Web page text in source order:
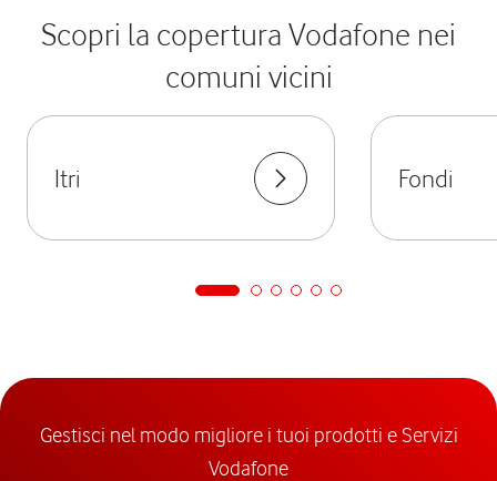
Scopri la copertura Vodafone nei
comuni vicini
Itri Fondi
Gestisci nel modo migliore i tuoi prodotti e Servizi
Vodafone